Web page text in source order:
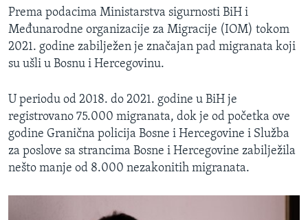
Prema podacima Ministarstva sigurnosti BiH i
Međunarodne organizacije za Migracije (IOM) tokom
2021. godine zabilježen je značajan pad migranata koji
su ušli u Bosnu i Hercegovinu.
U periodu od 2018. do 2021. godine u BiH je
registrovano 75.000 migranata, dok je od početka ove
godine Granična policija Bosne i Hercegovine i Služba
za poslove sa strancima Bosne i Hercegovine zabilježila
nešto manje od 8.000 nezakonitih migranata.